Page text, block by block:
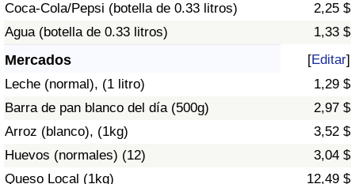
Coca-Cola/Pepsi (botella de 0.33 litros)
2,25 $
Agua (botella de 0.33 litros)
1,33 $
Mercados [Editar]
Leche (normal), (1 litro)
1,29 $
Barra de pan blanco del día (500g)
2,97 $
Arroz (blanco), (1kg)
3,52 $
Huevos (normales) (12)
3,04 $
Queso Local (1kg)
12,49 $
Índice de Criminalidad
Índice de criminalidad por país
Sanidad
Índice de Sanidad (Actual)
Índice de Sanidad